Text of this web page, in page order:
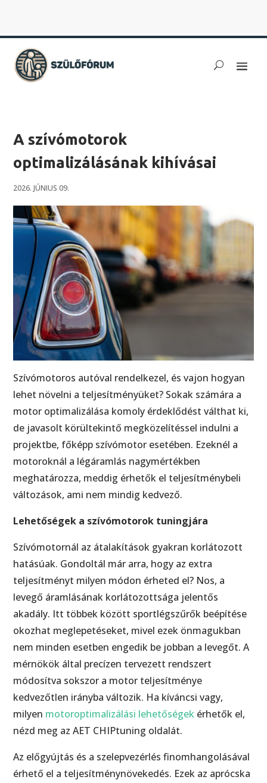
A szívómotorok
optimalizálásának kihívásai
2026. JÚNIUS 09.
Szívómotoros autóval rendelkezel, és vajon hogyan
lehet növelni a teljesítményüket? Sokak számára a
motor optimalizálása komoly érdeklődést válthat ki,
de javasolt körültekintő megközelítéssel indulni a
projektbe, főképp szívómotor esetében. Ezeknél a
motoroknál a légáramlás nagymértékben
meghatározza, meddig érhetők el teljesítménybeli
változások, ami nem mindig kedvező.
Lehetőségek a szívómotorok tuningjára
Szívómotornál az átalakítások gyakran korlátozott
hatásúak. Gondoltál már arra, hogy az extra
teljesítményt milyen módon érheted el? Nos, a
levegő áramlásának korlátozottsága jelentős
akadály. Itt többek között sportlégszűrők beépítése
okozhat meglepetéseket, mivel ezek önmagukban
nem minden esetben engedik be jobban a levegőt. A
mérnökök által precízen tervezett rendszert
módosítva sokszor a motor teljesítménye
kedvezőtlen irányba változik. Ha kíváncsi vagy,
milyen motoroptimalizálási lehetőségek érhetők el,
nézd meg az AET CHIPtuning oldalát.
Az előgyújtás és a szelepvezérlés finomhangolásával
érhető el a teljesítménynövekedés. Ezek az aprócska